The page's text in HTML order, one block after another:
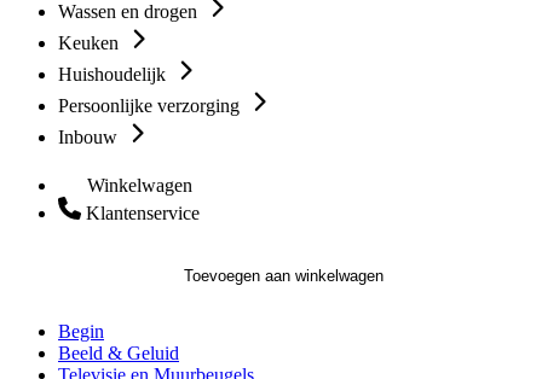
Wassen en drogen
Keuken
Huishoudelijk
Persoonlijke verzorging
Inbouw
Winkelwagen
Klantenservice
Toevoegen aan winkelwagen
Begin
Beeld & Geluid
Televisie en Muurbeugels